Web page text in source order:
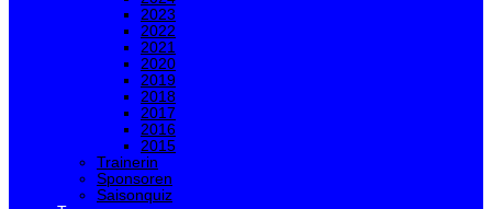
2023
2022
2021
2020
2019
2018
2017
2016
2015
Trainerin
Sponsoren
Saisonquiz